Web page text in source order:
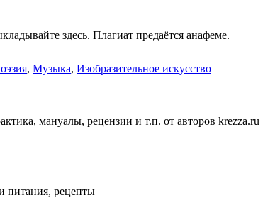
здесь. Плагиат предаётся анафеме.
, Музыка, Изобразительное искусство
мануалы, рецензии и т.п. от авторов krezza.ru
питания, рецепты